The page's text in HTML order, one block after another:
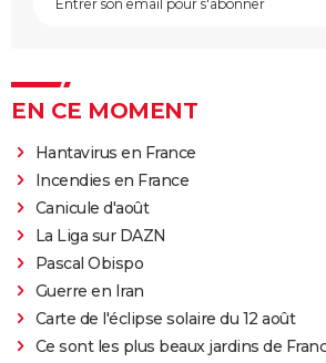
EN CE MOMENT
Hantavirus en France
Incendies en France
Canicule d'août
La Liga sur DAZN
Pascal Obispo
Guerre en Iran
Carte de l'éclipse solaire du 12 août
Ce sont les plus beaux jardins de